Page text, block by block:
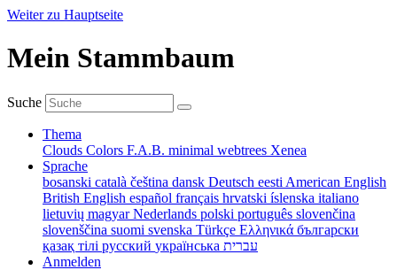
Weiter zu Hauptseite
Mein Stammbaum
Suche
Thema
Clouds Colors F.A.B. minimal webtrees Xenea
Sprache
bosanski català čeština dansk Deutsch eesti American English
British English español français hrvatski íslenska italiano
lietuvių magyarNederlands polski português slovenčina
slovenščina suomi svenska Türkçe Ελληνικά български
қазақ тілі русский українська עברית
Anmelden